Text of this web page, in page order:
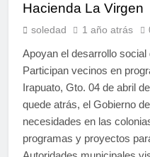
Hacienda La Virgen
soledad 1 año atrás
Apoyan el desarrollo
Participan vecinos en
Irapuato, Gto. 04 de abril
quede atrás, el Gobierno
necesidades en las
programas y proyectos